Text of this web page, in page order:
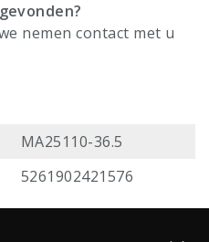
nemen contact met u
MA25110-36.5
5261902421576